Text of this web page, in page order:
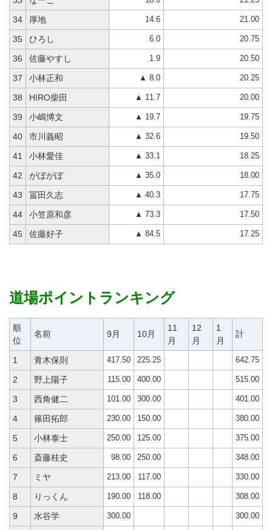
34 厚地 14.6 21.00
35 ひろし 6.0 20.75
36 佐藤やすし 1.9 20.50
37 小林正和 ▲ 8.0 20.25
38 HIRO柴田 ▲ 11.7 20.00
39 小嶋博文 ▲ 19.7 19.75
40 市川義昭 ▲ 32.6 19.50
41 小林愛佳 ▲ 33.1 18.25
42 がぼがぼ ▲ 35.0 18.00
43 冨田久志 ▲ 40.3 17.75
44 小笠原和彦 ▲ 73.3 17.50
45 佐藤好子 ▲ 84.5 17.25
道場ポイントランキング
順
位
名前 9月 10月
11
月
12
月
1
月
計
1 青木保則 417.50 225.25 642.75
2 野上陽子 115.00 400.00 515.00
3 西角健二 101.00 300.00 401.00
4 篠田拓郎 230.00 150.00 380.00
5 小林泰士 250.00 125.00 375.00
6 斎藤桂史 98.00 250.00 348.00
7 ミヤ 213.00 117.00 330.00
8 りっくん 190.00 118.00 308.00
9 水谷学 300.00 300.00